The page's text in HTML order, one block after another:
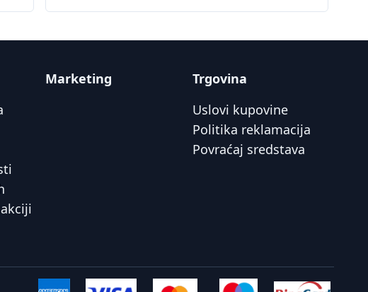
Marketing
Trgovina
Uslovi kupovine
Politika reklamacija
Povraćaj sredstava